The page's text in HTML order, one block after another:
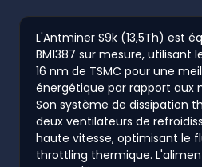
L'Antminer S9k (13,5Th) est
BM1387 sur mesure, utilisant
16 nm de TSMC pour une
énergétique par rapport aux
Son système de dissipation
deux ventilateurs de
haute vitesse, optimisant le
throttling thermique.